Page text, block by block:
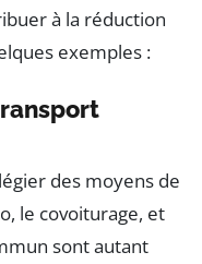
à la réduction
exemples :
des moyens de
le covoiturage, et
sont autant